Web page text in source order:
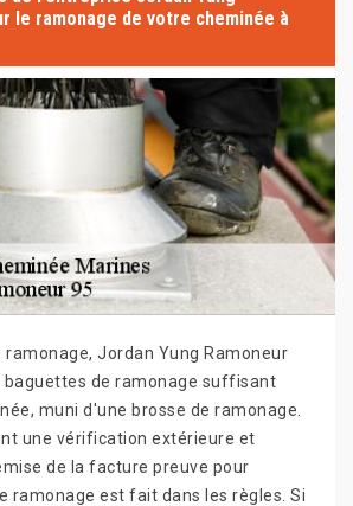
le ramonage de votre cheminée à
Jordan Yung Ramoneur
baguettes de ramonage suffisant
muni d'une brosse de ramonage.
une vérification extérieure et
de la facture preuve pour
ramonage est fait dans les règles. Si